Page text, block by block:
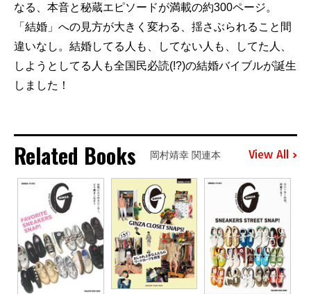
なる、本音と秘蔵エピソードが満載の約300ページ。
「結婚」への見方が大きく変わる、揺さぶられること間
違いなし。結婚してる人も、してない人も、してた人、
しようとしてる人も全国民必読(!?)の結婚バイブルが誕生
しました！
Related Books 岡村靖幸 関連本 View All